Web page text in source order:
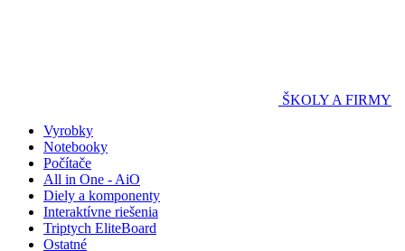
ŠKOLY A FIRMY
Vyrobky
Notebooky
Počítače
All in One - AiO
Diely a komponenty
Interaktívne riešenia
Triptych EliteBoard
Ostatné